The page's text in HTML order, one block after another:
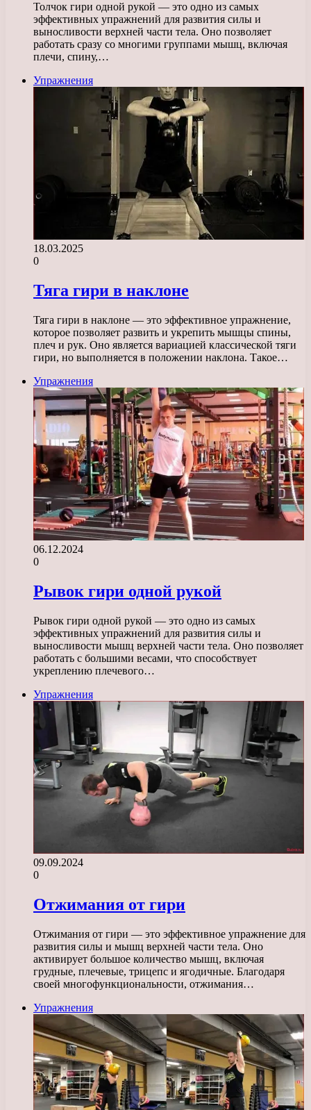
Толчок гири одной рукой — это одно из самых
эффективных упражнений для развития силы и
выносливости верхней части тела. Оно позволяет
работать сразу со многими группами мышц, включая
плечи, спину,…
Упражнения
18.03.2025
0
Тяга гири в наклоне
Тяга гири в наклоне — это эффективное упражнение,
которое позволяет развить и укрепить мышцы спины,
плеч и рук. Оно является вариацией классической тяги
гири, но выполняется в положении наклона. Такое…
Упражнения
06.12.2024
0
Рывок гири одной рукой
Рывок гири одной рукой — это одно из самых
эффективных упражнений для развития силы и
выносливости мышц верхней части тела. Оно позволяет
работать с большими весами, что способствует
укреплению плечевого…
Упражнения
09.09.2024
0
Отжимания от гири
Отжимания от гири — это эффективное упражнение для
развития силы и мышц верхней части тела. Оно
активирует большое количество мышц, включая
грудные, плечевые, трицепс и ягодичные. Благодаря
своей многофункциональности, отжимания…
Упражнения